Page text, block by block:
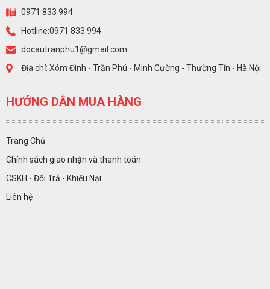
0971 833 994
Hotline:0971 833 994
docautranphu1@gmail.com
Địa chỉ: Xóm Đình - Trần Phú - Minh Cường - Thường Tín - Hà Nội
HƯỚNG DẪN MUA HÀNG
Trang Chủ
Chính sách giao nhận và thanh toán
CSKH - Đổi Trả - Khiếu Nại
Liên hệ